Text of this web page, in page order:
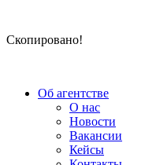
Скопировано!
Об агентстве
О нас
Новости
Вакансии
Кейсы